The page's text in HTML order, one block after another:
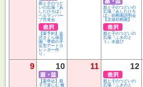
親と子のつど
いの広場『あ
したひろば』
ヘルマンハー
プ音楽会
【要予約】金
沢さくら保育
園「季節の手
足型アートカ
レンダー作
り」
親と子のつどいの
広場『あしたひろ
ば』幼稚園説明会
【京急幼稚園】
親と子のつどいの
広場『ふきのと
う』水遊び
9 10
【要申込】親
子で楽しむ 横
11 12
親と子のつどいの
広場『ふきのと